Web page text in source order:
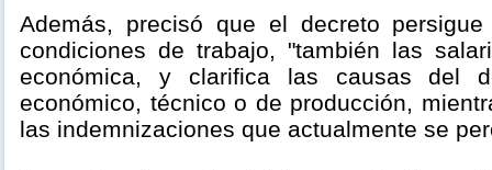
Además, precisó que el decreto
condiciones de trabajo, "también las
económica, y clarifica las causas del
económico, técnico o de producción,
las indemnizaciones que actualmente se